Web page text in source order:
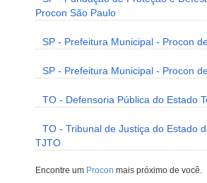
Procon São Paulo
SP - Prefeitura Municipal - Procon
SP - Prefeitura Municipal - Procon
TO - Defensoria Pública do Estado
TO - Tribunal de Justiça do Estado
TJTO
Encontre um Procon mais próximo de você.